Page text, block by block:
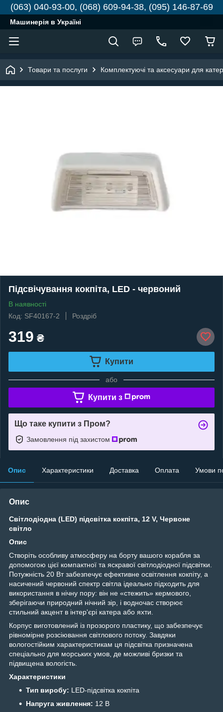
(063) 040-93-00, (068) 609-94-38, (095) 146-87-69
Машинерія в Україні
Товари та послуги Комплектуючі та аксесуари для
Підсвічування кокпіта, LED - червоний
В наявності
Код: SF40167-2
Роздріб
319 ₴
Купити
або
Купити з
Що таке купити з Пром?
Замовлення під захистом
Опис Характеристики Доставка Оплата Умови
Опис
Світлодіодна (LED) підсвітка кокпіта, 12 V, Червоне
світло
Опис
Створіть особливу атмосферу на борту вашого корабля за
допомогою цієї компактної та яскравої світлодіодної підсвітки.
Потужність 20 Вт забезпечує ефективне освітлення кокпіту, а
насичений червоний спектр світла ідеально підходить для
використання в нічну пору: він не «стежить» кермового,
зберігаючи природний нічний зір, і водночас створює
стильний акцент в інтер'єрі катера або яхти.
Корпус виготовлений із прозорого пластику, що забезпечує
рівномірне розсіювання світлового потоку. Завдяки
вологостійким характеристикам ця підсвітка призначена
спеціально для морських умов, де можливі бризки та
підвищена вологість.
Характеристики
Тип виробу: LED-підсвітка кокпіта
Напруга живлення: 12 В